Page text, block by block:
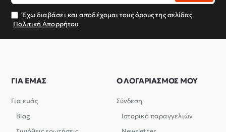
σας
Έχω διαβάσει και αποδέχομαι τους όρους της σελίδας
Πολιτική Απορρήτου
ΓΙΑ ΕΜΑΣ
Για εμάς
Blog
Ο ΛΟΓΑΡΙΑΣΜΟΣ ΜΟΥ
Σύνδεση
Ιστορικό παραγγελιών